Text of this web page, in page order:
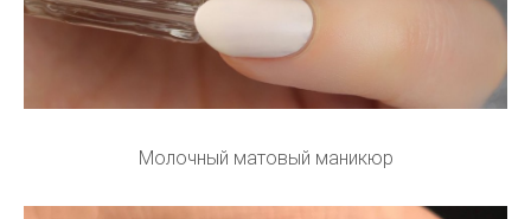
Молочный матовый маникюр